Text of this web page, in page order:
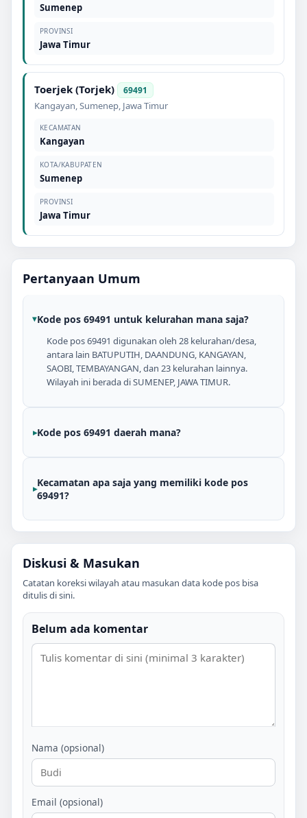
Sumenep
PROVINSI
Jawa Timur
Toerjek (Torjek) 69491
Kangayan,Sumenep, Jawa Timur
KECAMATAN
Kangayan
KOTA/KABUPATEN
Sumenep
PROVINSI
Jawa Timur
Pertanyaan Umum
Kode pos 69491 untuk kelurahan mana saja?
Kode pos 69491 digunakan oleh 28 kelurahan/desa,
antara lain BATUPUTIH, DAANDUNG, KANGAYAN,
SAOBI, TEMBAYANGAN, dan 23 kelurahan lainnya.
Wilayah ini berada di SUMENEP, JAWA TIMUR.
Kode pos 69491 daerah mana?
Kecamatan apa saja yang memiliki kode pos
69491?
Diskusi & Masukan
Catatan koreksi wilayah atau masukan data kode pos bisa
ditulis di sini.
Belum ada komentar
Nama (opsional)
Email (opsional)